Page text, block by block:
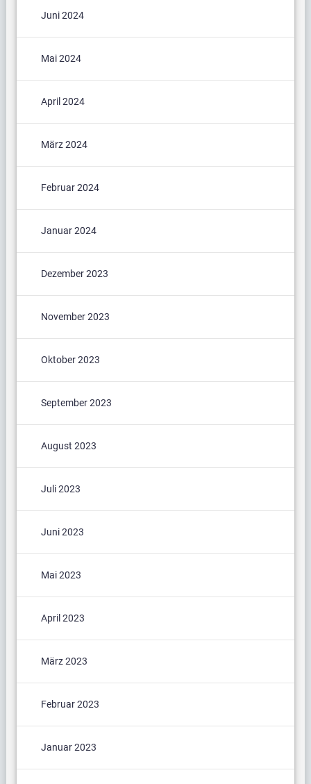
Juni 2024
Mai 2024
April 2024
März 2024
Februar 2024
Januar 2024
Dezember 2023
November 2023
Oktober 2023
September 2023
August 2023
Juli 2023
Juni 2023
Mai 2023
April 2023
März 2023
Februar 2023
Januar 2023